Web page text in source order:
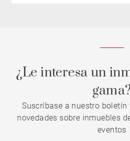
¿Le interesa un
Suscríbase a nuestro
novedades sobre inmuebles
eventos